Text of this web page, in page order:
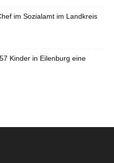
im Sozialamt im Landkreis
Kinder in Eilenburg eine